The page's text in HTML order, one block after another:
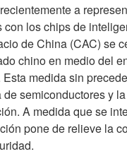
a
los chips de
de China (CAC) se
chino en medio del
medida sin
semiconductores y
A medida que se
pone de relieve la